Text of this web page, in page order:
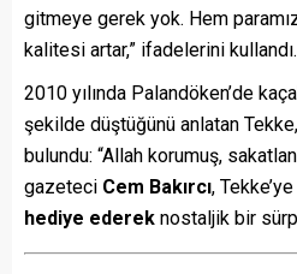
gitmeye gerek yok. Hem
kalitesi artar,” ifadelerini kullandı.
2010 yılında Palandöken’de
şekilde düştüğünü anlatan
bulundu: “Allah korumuş,
gazeteci Cem Bakırcı,
hediye ederek nostaljik bir